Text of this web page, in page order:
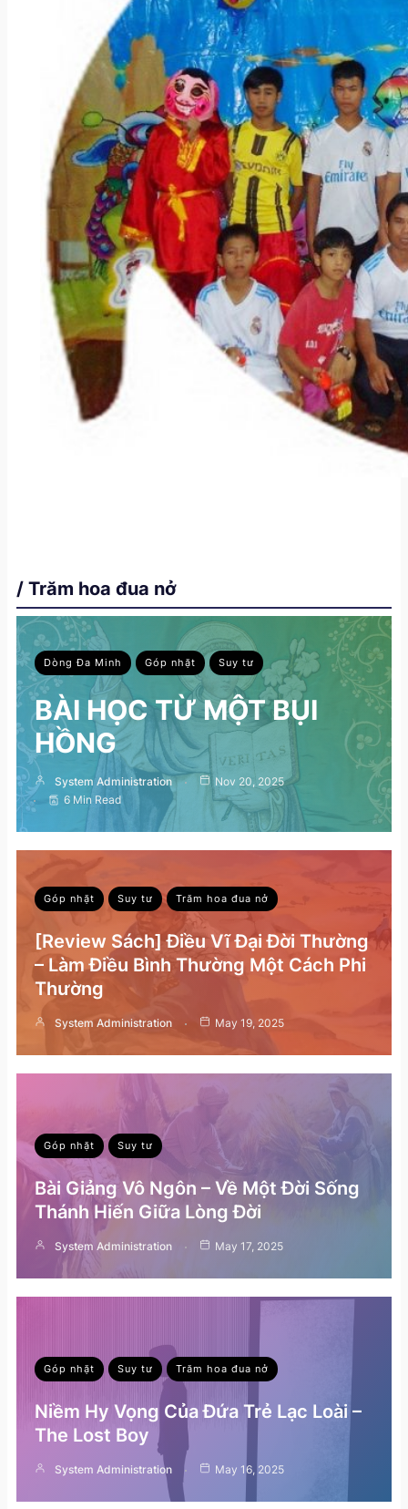
/ Trăm hoa đua nở
Dòng Đa Minh Góp nhặt Suy tư
BÀI HỌC TỪ MỘT BỤI
HỒNG
System Administration
Nov 20, 2025
6 Min Read
Góp nhặt Suy tư Trăm hoa đua nở
[Review Sách] Điều Vĩ Đại Đời Thường
– Làm Điều Bình Thường Một Cách Phi
Thường
System Administration May 19, 2025
Góp nhặt Suy tư
Bài Giảng Vô Ngôn – Về Một Đời Sống
Thánh Hiến Giữa Lòng Đời
System Administration May 17, 2025
Góp nhặt Suy tư Trăm hoa đua nở
Niềm Hy Vọng Của Đứa Trẻ Lạc Loài –
The Lost Boy
System Administration May 16, 2025